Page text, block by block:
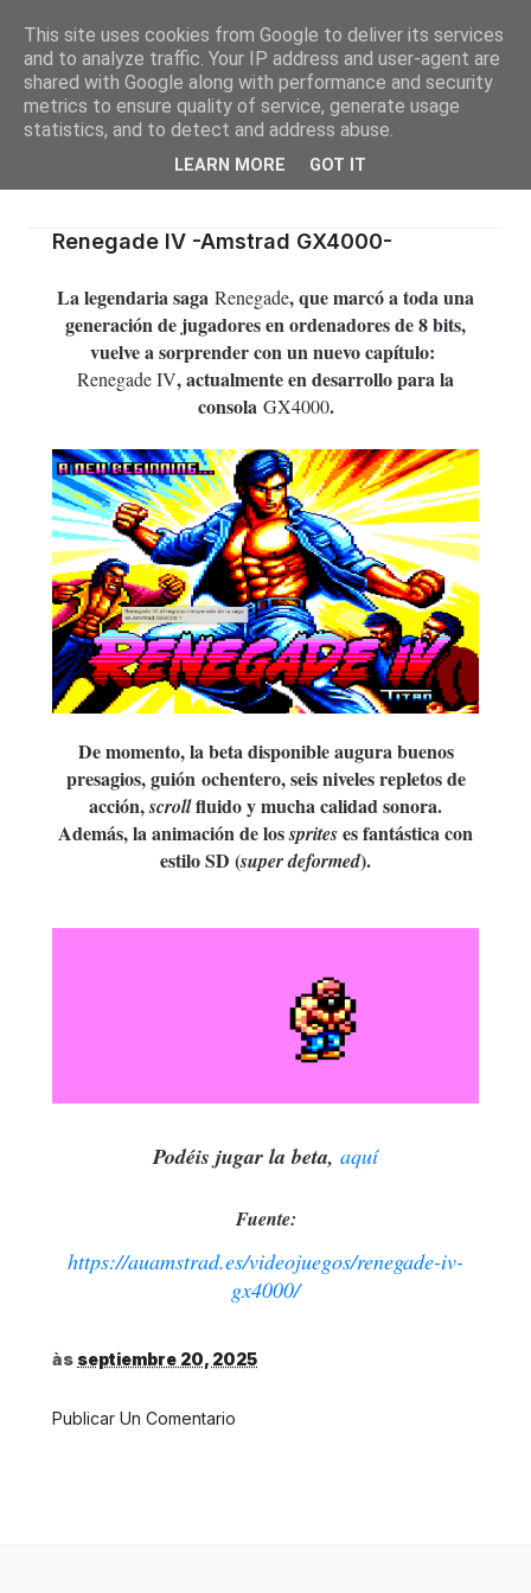
Renegade IV -Amstrad GX4000-
La legendaria saga Renegade, que marcó a toda una
generación de jugadores en ordenadores de 8 bits,
vuelve a sorprender con un nuevo capítulo:
Renegade IV, actualmente en desarrollo para la
consola GX4000.
De momento, la beta disponible augura buenos
presagios, guión ochentero, seis niveles repletos de
acción,scrollfluido y mucha calidad sonora.
Además, la animación de losspriteses fantástica con
estilo SD (super deformed).
Podéis jugar la beta, aquí
Fuente:
https://auamstrad.es/videojuegos/renegade-iv-
gx4000/
às septiembre 20, 2025
Publicar Un Comentario
This site uses cookies from Google to deliver its services
and to analyze traffic. Your IP address and user-agent are
shared with Google along with performance and security
metrics to ensure quality of service, generate usage
statistics, and to detect and address abuse.
LEARN MORE GOT IT